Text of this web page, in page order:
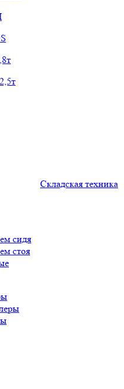
Складская техника
сидя
стоя